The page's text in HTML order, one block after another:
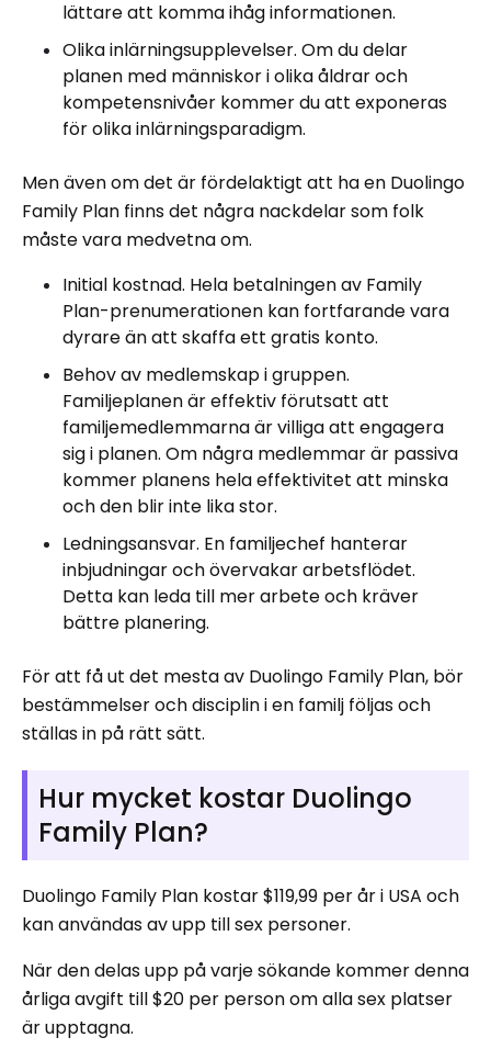
lättare att komma ihåg informationen.
Olika inlärningsupplevelser. Om du delar
planen med människor i olika åldrar och
kompetensnivåer kommer du att exponeras
för olika inlärningsparadigm.
Men även om det är fördelaktigt att ha en Duolingo
Family Plan finns det några nackdelar som folk
måste vara medvetna om.
Initial kostnad. Hela betalningen av Family
Plan-prenumerationen kan fortfarande vara
dyrare än att skaffa ett gratis konto.
Behov av medlemskap i gruppen.
Familjeplanen är effektiv förutsatt att
familjemedlemmarna är villiga att engagera
sig i planen. Om några medlemmar är passiva
kommer planens hela effektivitet att minska
och den blir inte lika stor.
Ledningsansvar. En familjechef hanterar
inbjudningar och övervakar arbetsflödet.
Detta kan leda till mer arbete och kräver
bättre planering.
För att få ut det mesta av Duolingo Family Plan, bör
bestämmelser och disciplin i en familj följas och
ställas in på rätt sätt.
Hur mycket kostar Duolingo
Family Plan?
Duolingo Family Plan kostar $119,99 per år i USA och
kan användas av upp till sex personer.
När den delas upp på varje sökande kommer denna
årliga avgift till $20 per person om alla sex platser
är upptagna.